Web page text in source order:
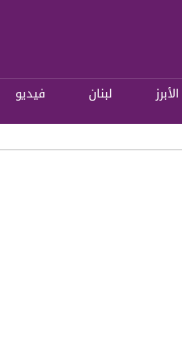
الأبرز لبنان فيديو